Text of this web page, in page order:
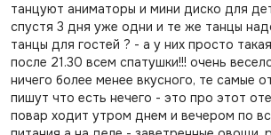
танцуют аниматоры и мини диско для
спустя 3 дня уже одни и те же танцы
танцы для гостей ? - а у них просто
после 21.30 всем спатушки!!! очень
ничего более менее вкусного, те самые
пишут что есть нечего - это про этот
повар ходит утром днем и вечером по